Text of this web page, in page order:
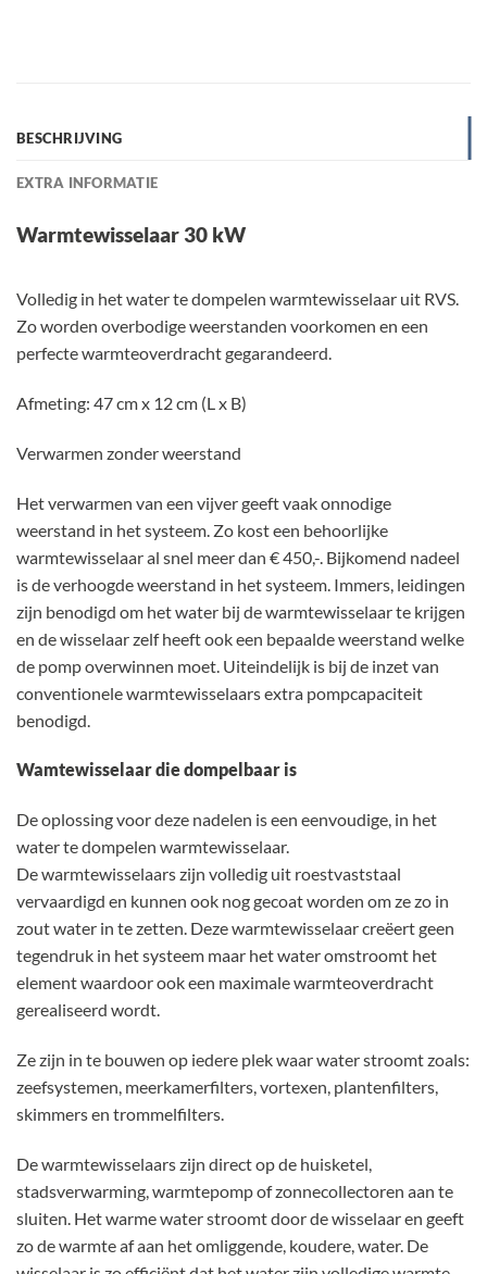
BESCHRIJVING
EXTRA INFORMATIE
Warmtewisselaar 30 kW
Volledig in het water te dompelen warmtewisselaar uit RVS.
Zo worden overbodige weerstanden voorkomen en een
perfecte warmteoverdracht gegarandeerd.
Afmeting: 47 cm x 12 cm (L x B)
Verwarmen zonder weerstand
Het verwarmen van een vijver geeft vaak onnodige
weerstand in het systeem. Zo kost een behoorlijke
warmtewisselaar al snel meer dan € 450,-. Bijkomend nadeel
is de verhoogde weerstand in het systeem. Immers, leidingen
zijn benodigd om het water bij de warmtewisselaar te krijgen
en de wisselaar zelf heeft ook een bepaalde weerstand welke
de pomp overwinnen moet. Uiteindelijk is bij de inzet van
conventionele warmtewisselaars extra pompcapaciteit
benodigd.
Wamtewisselaar die dompelbaar is
De oplossing voor deze nadelen is een eenvoudige, in het
water te dompelen warmtewisselaar.
De warmtewisselaars zijn volledig uit roestvaststaal
vervaardigd en kunnen ook nog gecoat worden om ze zo in
zout water in te zetten. Deze warmtewisselaar creëert geen
tegendruk in het systeem maar het water omstroomt het
element waardoor ook een maximale warmteoverdracht
gerealiseerd wordt.
Ze zijn in te bouwen op iedere plek waar water stroomt zoals:
zeefsystemen, meerkamerfilters, vortexen, plantenfilters,
skimmers en trommelfilters.
De warmtewisselaars zijn direct op de huisketel,
stadsverwarming, warmtepomp of zonnecollectoren aan te
sluiten. Het warme water stroomt door de wisselaar en geeft
zo de warmte af aan het omliggende, koudere, water. De